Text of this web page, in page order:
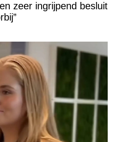
zeer ingrijpend besluit